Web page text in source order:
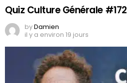
Quiz Culture Générale #172
byDamien
il y a environ 19 jours